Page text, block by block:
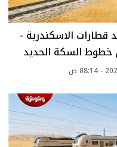
الاسكندرية -
خطوط السكة الحديد